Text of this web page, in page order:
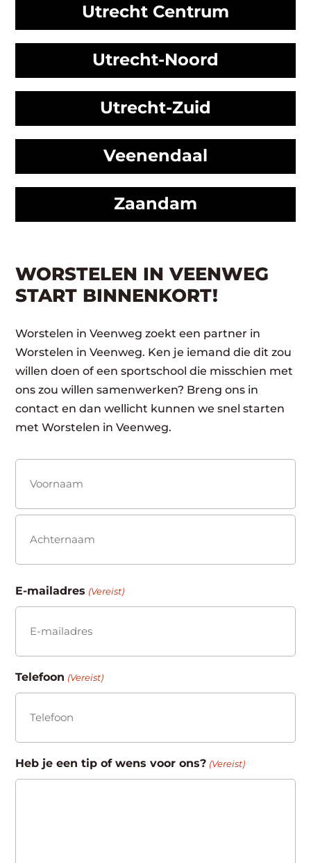
Utrecht Centrum
Utrecht-Noord
Utrecht-Zuid
Veenendaal
Zaandam
WORSTELEN IN VEENWEG
START BINNENKORT!
Worstelen in Veenweg zoekt een partner in
Worstelen in Veenweg. Ken je iemand die dit zou
willen doen of een sportschool die misschien met
ons zou willen samenwerken? Breng ons in
contact en dan wellicht kunnen we snel starten
met Worstelen in Veenweg.
(Vereist)
Voornaam
E-mailadres (Vereist)
Telefoon (Vereist)
Heb je een tip of wens voor ons? (Vereist)